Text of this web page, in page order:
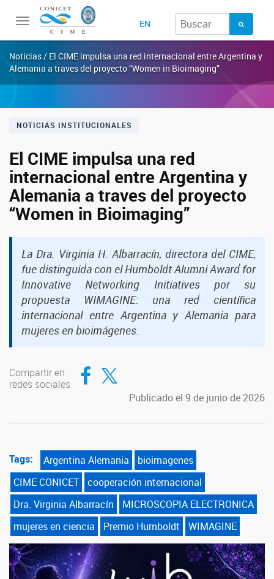
Toggle
navigation
EN
Noticias / El CIME impulsa una red internacional entre Argentina y
Alemania a traves del proyecto “Women in Bioimaging”
NOTICIAS INSTITUCIONALES
El CIME impulsa una red
internacional entre Argentina y
Alemania a traves del proyecto
“Women in Bioimaging”
La Dra. Virginia H. Albarracín, directora del CIME,
fue distinguida con el Humboldt Alumni Award for
Innovative Networking Initiatives por su
propuesta WIMAGINE: una red científica
internacional entre Argentina y Alemania para
mujeres en bioimágenes.
Compartir en
redes sociales
Compartir en Facebook
Compartir en Twitter
Publicado el 9 de junio de 2026
Tags: Argentina Alemania
bioimagenes
CIME CONICET
cooperación internacional
Dra. Virginia Albarracín
MICROSCOPIA ELECTRONICA
mujeres en ciencia
Premio Humboldt WIMAGINE